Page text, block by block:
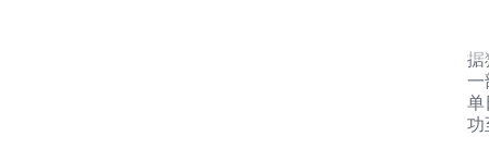
据
一
单
功